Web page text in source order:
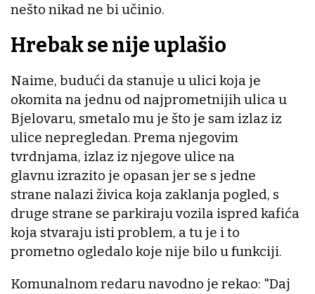
nešto nikad ne bi učinio.
Hrebak se nije uplašio
Naime, budući da stanuje u ulici koja je
okomita na jednu od najprometnijih ulica u
Bjelovaru, smetalo mu je što je sam izlaz iz
ulice nepregledan. Prema njegovim
tvrdnjama, izlaz iz njegove ulice na
glavnu izrazito je opasan jer se s jedne
strane nalazi živica koja zaklanja pogled, s
druge strane se parkiraju vozila ispred kafića
koja stvaraju isti problem, a tu je i to
prometno ogledalo koje nije bilo u funkciji.
Komunalnom redaru navodno je rekao: "Daj